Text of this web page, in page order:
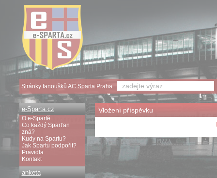
Vložení příspěvku
e-Sparta.cz
O e-Spartě
Co každý Sparťan
zná?
Kudy na Spartu?
Jak Spartu podpořit?
Pravidla
Kontakt
anketa
Stránky fanoušků AC Sparta Praha